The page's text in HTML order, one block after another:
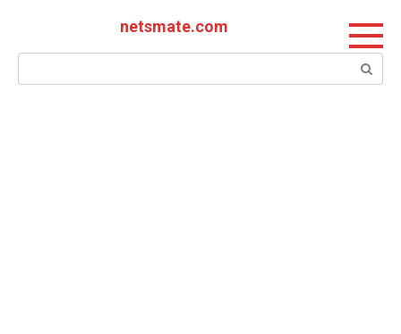
netsmate.com
Поиск: